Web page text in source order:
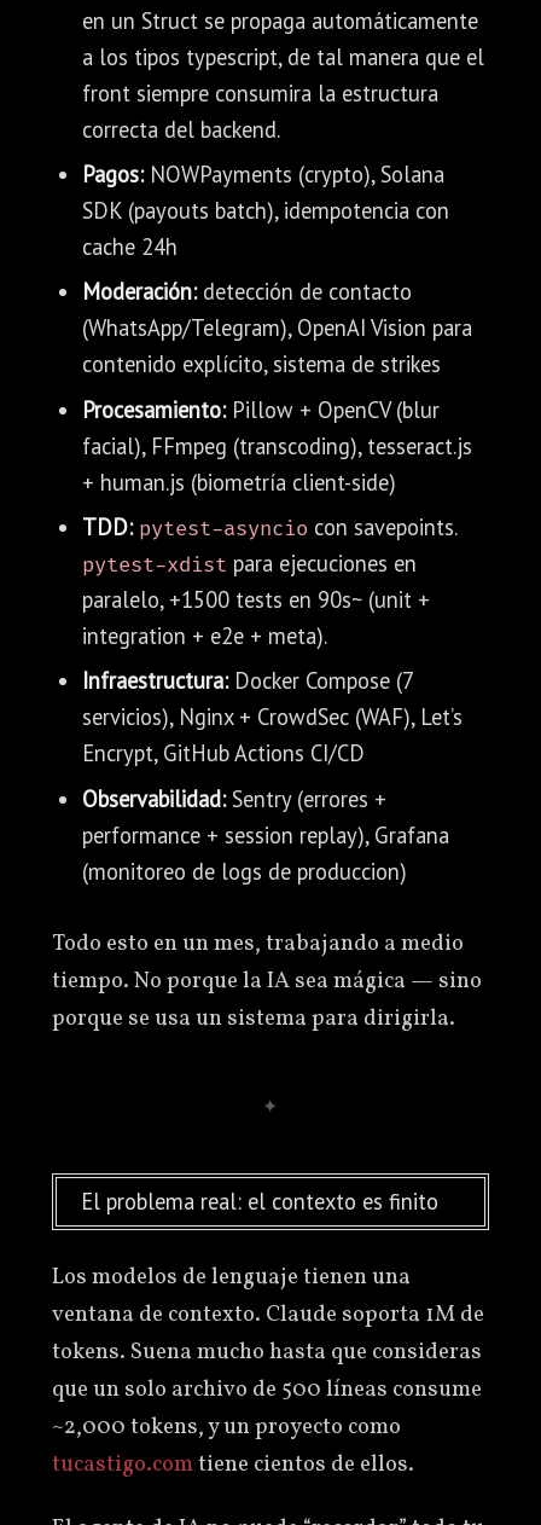
en un Struct se propaga automáticamente
a los tipos typescript, de tal manera que el
front siempre consumira la estructura
correcta del backend.
Pagos:NOWPayments (crypto), Solana
SDK (payouts batch), idempotencia con
cache 24h
Moderación:detección de contacto
(WhatsApp/Telegram), OpenAI Vision para
contenido explícito, sistema de strikes
Procesamiento:Pillow + OpenCV (blur
facial), FFmpeg (transcoding), tesseract.js
+ human.js (biometría client-side)
TDD: pytest-asyncio con savepoints.
pytest-xdist para ejecuciones en
paralelo, +1500 tests en 90s~ (unit +
integration + e2e + meta).
Infraestructura:Docker Compose (7
servicios), Nginx + CrowdSec (WAF), Let’s
Encrypt, GitHub Actions CI/CD
Observabilidad:Sentry (errores +
performance + session replay), Grafana
(monitoreo de logs de produccion)
Todo esto en un mes, trabajando a medio
tiempo. No porque la IA sea mágica — sino
porque se usa un sistema para dirigirla.
El problema real: el contexto es finito
Los modelos de lenguaje tienen una
ventana de contexto. Claude soporta 1M de
tokens. Suena mucho hasta que consideras
que un solo archivo de 500 líneas consume
~2,000 tokens, y un proyecto como
tucastigo.comtiene cientos de ellos.